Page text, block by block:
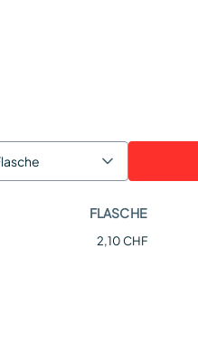
FLASCHE
2,10 CHF